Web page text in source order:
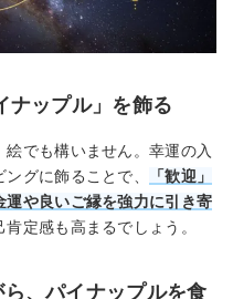
ナップル」を飾る
でも構いません。幸運の入
グに飾ることで、
「歓迎」
や良いご縁を強力に引き寄
定感も高まるでしょう。
、パイナップルを食